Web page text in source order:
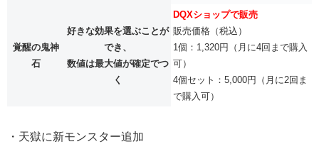
覚醒の鬼神
石
好きな効果を選ぶことが
でき、
数値は最大値が確定でつ
く
DQXショップで販売
販売価格（税込）
1個：1,320円（月に4回まで購入
可）
4個セット：5,000円（月に2回ま
で購入可）
・天獄に新モンスター追加